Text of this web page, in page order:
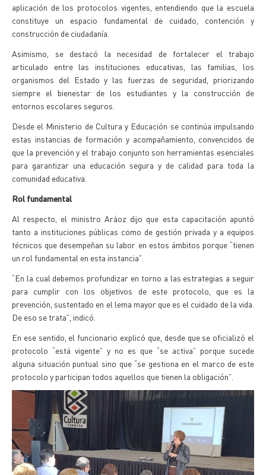
aplicación de los protocolos vigentes, entendiendo que la escuela
constituye un espacio fundamental de cuidado, contención y
construcción de ciudadanía.
Asimismo, se destacó la necesidad de fortalecer el trabajo
articulado entre las instituciones educativas, las familias, los
organismos del Estado y las fuerzas de seguridad, priorizando
siempre el bienestar de los estudiantes y la construcción de
entornos escolares seguros.
Desde el Ministerio de Cultura y Educación se continúa impulsando
estas instancias de formación y acompañamiento, convencidos de
que la prevención y el trabajo conjunto son herramientas esenciales
para garantizar una educación segura y de calidad para toda la
comunidad educativa.
Rol fundamental
Al respecto, el ministro Aráoz dijo que esta capacitación apuntó
tanto a instituciones públicas como de gestión privada y a equipos
técnicos que desempeñan su labor en estos ámbitos porque “tienen
un rol fundamental en esta instancia”.
“En la cual debemos profundizar en torno a las estrategias a seguir
para cumplir con los objetivos de este protocolo, que es la
prevención, sustentado en el lema mayor que es el cuidado de la vida.
De eso se trata”, indicó.
En ese sentido, el funcionario explicó que, desde que se oficializó el
protocolo “está vigente” y no es que “se activa” porque sucede
alguna situación puntual sino que “se gestiona en el marco de este
protocolo y participan todos aquellos que tienen la obligación”.